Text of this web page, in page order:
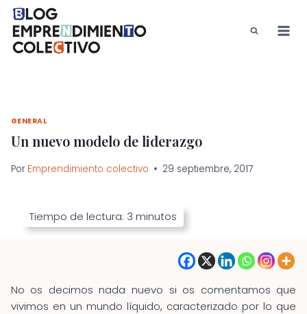
Saltar
contenido
GENERAL
Un nuevo modelo de liderazgo
Por Emprendimiento colectivo 29 septiembre, 2017
Tiempo de lectura: 3 minutos
No os decimos nada nuevo si os comentamos que
vivimos en un mundo líquido, caracterizado por lo que